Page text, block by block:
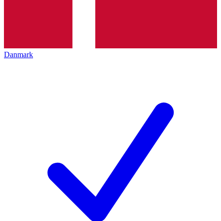
Danmark